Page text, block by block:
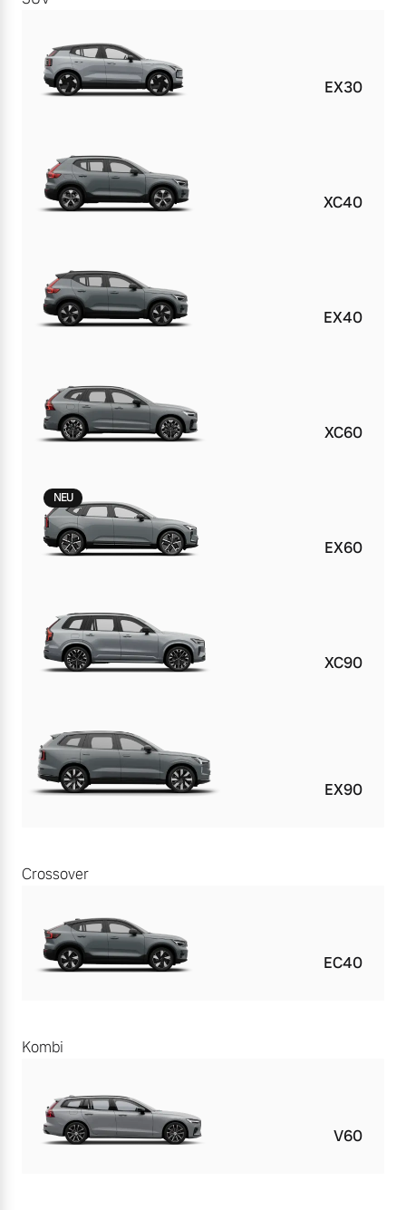
EX30
XC40
EX40
XC60
NEU
EX60
XC90
EX90
Crossover
EC40
Kombi
V60